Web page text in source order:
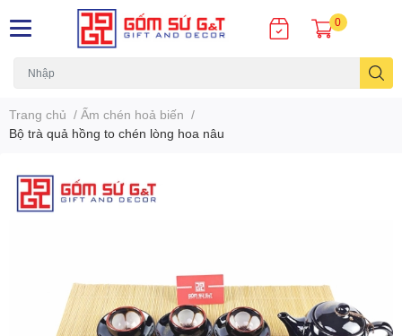
0
Trang chủ / Ấm chén hoả biến /
Bộ trà quả hồng to chén lòng hoa nâu